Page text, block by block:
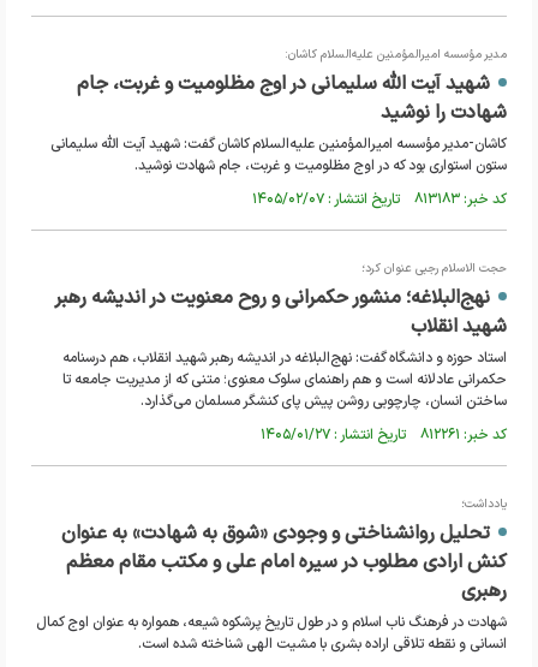
مدیر مؤسسه امیرالمؤمنین علیه‌السلام کاشان:
شهید آیت الله سلیمانی در اوج مظلومیت و غربت، جام
شهادت را نوشید
کاشان-مدیر مؤسسه امیرالمؤمنین علیه‌السلام کاشان گفت: شهید آیت الله سلیمانی
ستون استواری بود که در اوج مظلومیت و غربت، جام شهادت نوشید.
کد خبر: ۸۱۳۱۸۳ تاریخ انتشار : ۱۴۰۵/۰۲/۰۷
حجت الاسلام رجبی عنوان کرد؛
نهج‌البلاغه؛ منشور حکمرانی و روح معنویت در اندیشه رهبر
شهید انقلاب
استاد حوزه و دانشگاه گفت: نهج‌البلاغه در اندیشه رهبر شهید انقلاب، هم درسنامه
حکمرانی عادلانه است و هم راهنمای سلوک معنوی؛ متنی که از مدیریت جامعه تا
ساختن انسان، چارچوبی روشن پیش پای کنشگر مسلمان می‌گذارد.
کد خبر: ۸۱۲۲۶۱ تاریخ انتشار : ۱۴۰۵/۰۱/۲۷
یادداشت؛
تحلیل روانشناختی و وجودی «شوق به شهادت» به عنوان
کنش ارادی مطلوب در سیره امام علی و مکتب مقام معظم
رهبری
شهادت در فرهنگ ناب اسلام و در طول تاریخ پرشکوه شیعه، همواره به عنوان اوج کمال
انسانی و نقطه تلاقی اراده بشری با مشیت الهی شناخته شده است.